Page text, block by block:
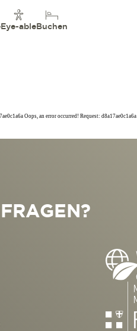
Eye-able Buchen
Oops, an error occurred! Request: d8a17ae0c1a6a